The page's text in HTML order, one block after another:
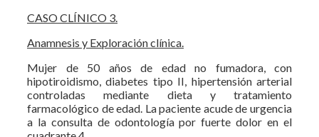
CASO CLÍNICO 3.
Anamnesis y Exploración clínica.
Mujer de 50 años de edad no fumadora, con
hipotiroidismo, diabetes tipo II, hipertensión arterial
controladas mediante dieta y tratamiento
farmacológico de edad. La paciente acude de urgencia
a la consulta de odontología por fuerte dolor en el